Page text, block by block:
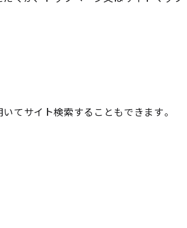
てサイト検索することもできます。